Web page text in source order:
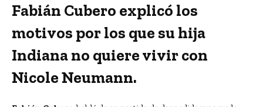
Fabián Cubero explicó los
motivos por los que su hija
Indiana no quiere vivir con
Nicole Neumann.